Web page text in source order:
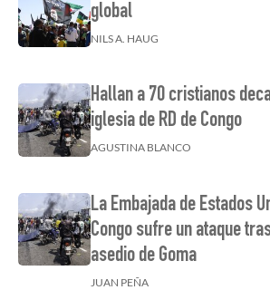
global
NILS A. HAUG
Hallan a 70 cristianos
iglesia de RD de Congo
AGUSTINA BLANCO
La Embajada de Estados
Congo sufre un ataque
asedio de Goma
JUAN PEÑA